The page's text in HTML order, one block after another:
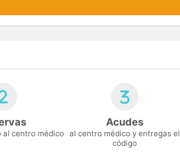
centro médico
Acudes
al centro médico y entregas el
código